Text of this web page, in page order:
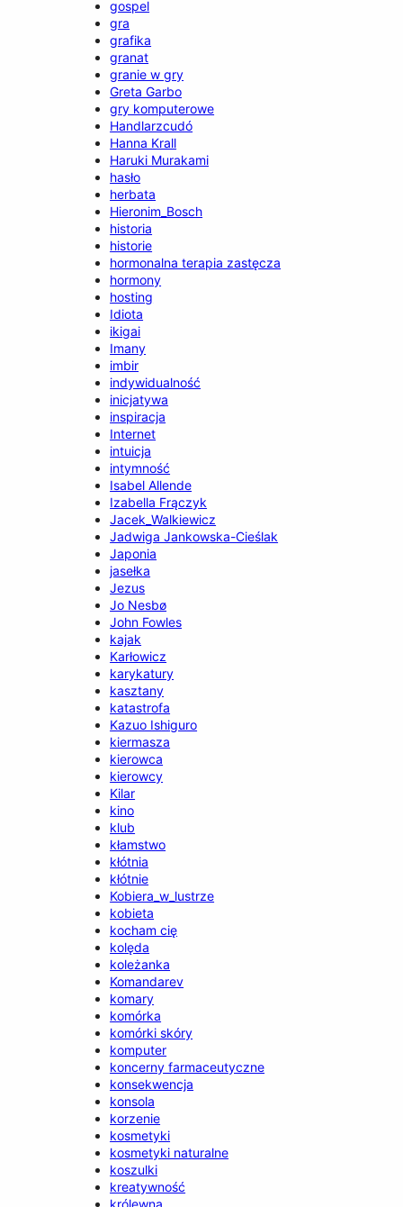
gospel
gra
grafika
granat
granie w gry
Greta Garbo
gry komputerowe
Handlarzcudó
Hanna Krall
Haruki Murakami
hasło
herbata
Hieronim_Bosch
historia
historie
hormonalna terapia zastęcza
hormony
hosting
Idiota
ikigai
Imany
imbir
indywidualność
inicjatywa
inspiracja
Internet
intuicja
intymność
Isabel Allende
Izabella Frączyk
Jacek_Walkiewicz
Jadwiga Jankowska-Cieślak
Japonia
jasełka
Jezus
Jo Nesbø
John Fowles
kajak
Karłowicz
karykatury
kasztany
katastrofa
Kazuo Ishiguro
kiermasza
kierowca
kierowcy
Kilar
kino
klub
kłamstwo
kłótnia
kłótnie
Kobiera_w_lustrze
kobieta
kocham cię
kolęda
koleżanka
Komandarev
komary
komórka
komórki skóry
komputer
koncerny farmaceutyczne
konsekwencja
konsola
korzenie
kosmetyki
kosmetyki naturalne
koszulki
kreatywność
królewna